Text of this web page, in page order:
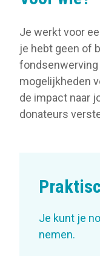
Je werkt voor
je hebt geen of
fondsenwerving
mogelijkheden
de impact naar
donateurs
Je kunt je
nemen.